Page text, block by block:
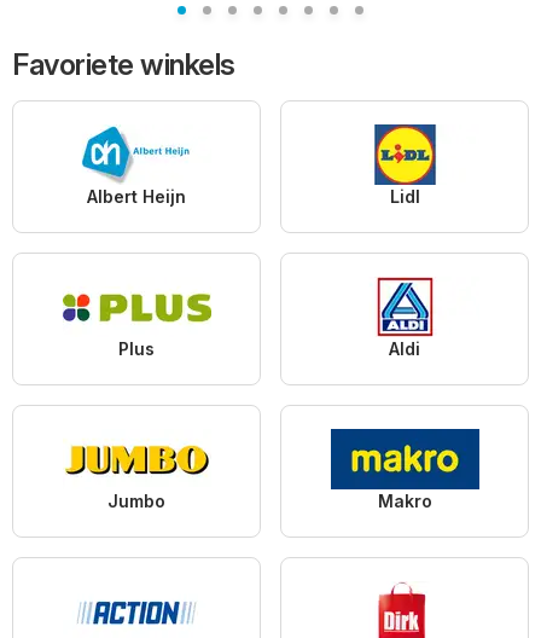
Favoriete winkels
Albert Heijn Lidl
Plus Aldi
Jumbo Makro